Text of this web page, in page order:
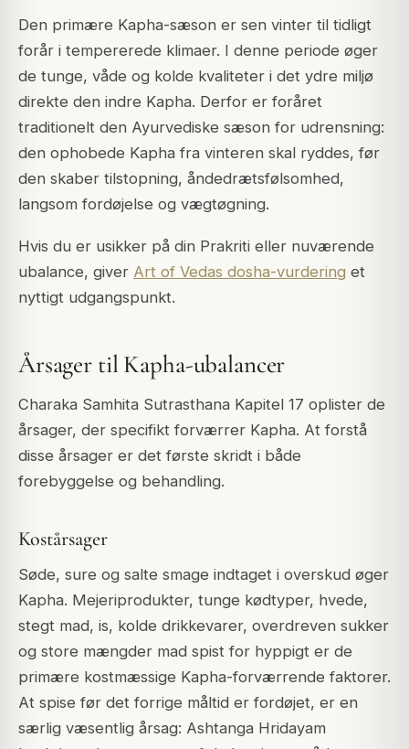
Den primære Kapha-sæson er sen vinter til tidligt
forår i tempererede klimaer. I denne periode øger
de tunge, våde og kolde kvaliteter i det ydre miljø
direkte den indre Kapha. Derfor er foråret
traditionelt den Ayurvediske sæson for udrensning:
den ophobede Kapha fra vinteren skal ryddes, før
den skaber tilstopning, åndedrætsfølsomhed,
langsom fordøjelse og vægtøgning.
Hvis du er usikker på din Prakriti eller nuværende
ubalance, giver Art of Vedas dosha-vurdering et
nyttigt udgangspunkt.
Årsager til Kapha-ubalancer
Charaka Samhita Sutrasthana Kapitel 17 oplister de
årsager, der specifikt forværrer Kapha. At forstå
disse årsager er det første skridt i både
forebyggelse og behandling.
Kostårsager
Søde, sure og salte smage indtaget i overskud øger
Kapha. Mejeriprodukter, tunge kødtyper, hvede,
stegt mad, is, kolde drikkevarer, overdreven sukker
og store mængder mad spist for hyppigt er de
primære kostmæssige Kapha-forværrende faktorer.
At spise før det forrige måltid er fordøjet, er en
særlig væsentlig årsag: Ashtanga Hridayam